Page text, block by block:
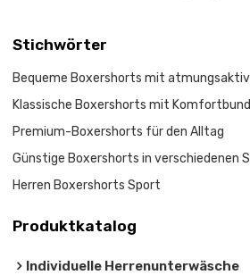
Stichwörter
Bequeme Boxershorts mit
Klassische Boxershorts mit Komfortbund
Premium-Boxershorts für den Alltag
Günstige Boxershorts in verschiedenen
Herren Boxershorts Sport
Produktkatalog
Individuelle Herrenunterwäsche